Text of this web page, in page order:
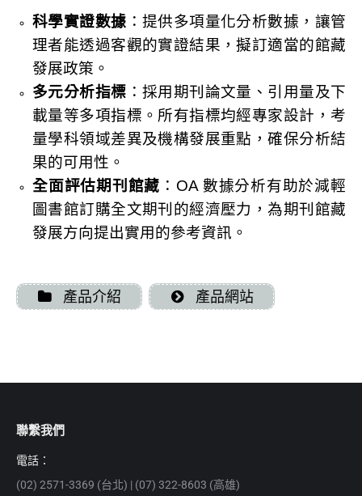
科學實證數據 ：提供多項量化分析數據，讓管
理者能透過客觀的實證結果，擬訂適當的館藏
發展政策。
多元分析指標 ：採用期刊論文量、引用量及下
載量等多項指標。所有指標均經專家設計，考
量學科領域差異及機構發展重點，確保分析結
果的可用性。
全面評估期刊館藏 ：OA 數據分析有助於減輕
圖書館訂購全文期刊的經濟壓力，為期刊館藏
發展方向提出實用的參考資訊。
產品介紹 產品網站
聯繫我們
電話：
(02) 2571-3369 (台北) | (07) 322-8603 (高雄)